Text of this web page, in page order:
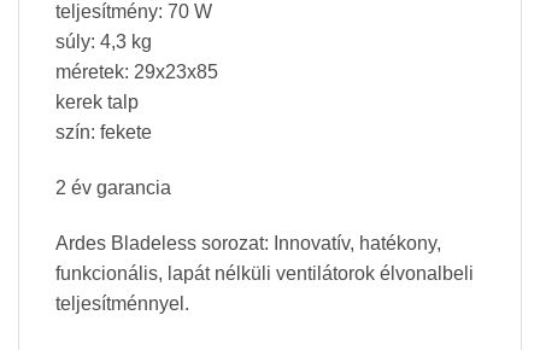
teljesítmény: 70 W
súly: 4,3 kg
méretek: 29x23x85
kerek talp
szín: fekete
2 év garancia
Ardes Bladeless sorozat: Innovatív, hatékony,
funkcionális, lapát nélküli ventilátorok élvonalbeli
teljesítménnyel.